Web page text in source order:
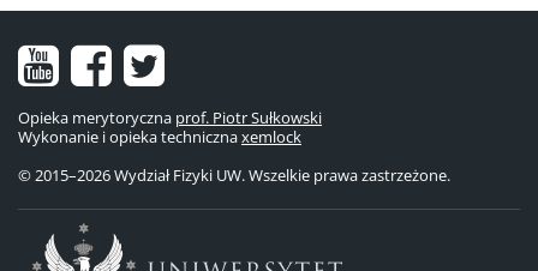
Nasz
kanał
na
YouTube
Nasz
fanpage
na
Facebooku
Nasze
konto
na
Twitterze
Opieka merytoryczna prof. Piotr Sułkowski
Wykonanie i opieka technicznaxemlock
© 2015–2026 Wydział Fizyki UW. Wszelkie prawa zastrzeżone.